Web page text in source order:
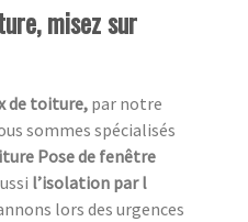
misez sur
de toiture, par notre
sommes spécialisés
Pose de fenêtre
l’isolation par l
lors des urgences